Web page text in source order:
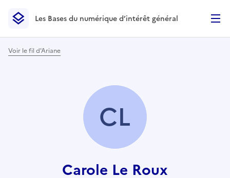
Les Bases du numérique d’intérêt général- Retour à la
Les Bases du numérique d’intérêt général
Voir le fil d'Ariane
CL
Carole Le Roux